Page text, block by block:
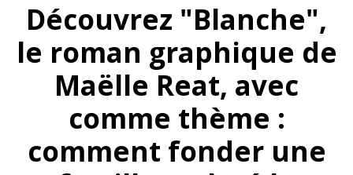
Découvrez "Blanche",
le roman graphique de
Maëlle Reat, avec
comme thème :
comment fonder une